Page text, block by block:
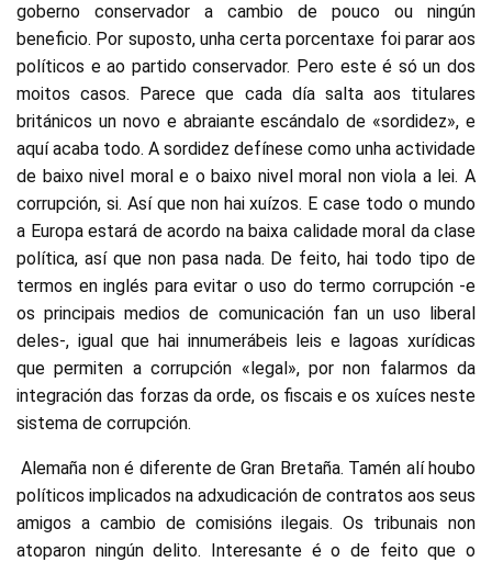
goberno conservador a cambio de pouco ou ningún
beneficio. Por suposto, unha certa porcentaxe foi parar aos
políticos e ao partido conservador. Pero este é só un dos
moitos casos. Parece que cada día salta aos titulares
británicos un novo e abraiante escándalo de «sordidez», e
aquí acaba todo. A sordidez defínese como unha actividade
de baixo nivel moral e o baixo nivel moral non viola a lei. A
corrupción, si. Así que non hai xuízos. E case todo o mundo
a Europa estará de acordo na baixa calidade moral da clase
política, así que non pasa nada. De feito, hai todo tipo de
termos en inglés para evitar o uso do termo corrupción -e
os principais medios de comunicación fan un uso liberal
deles-, igual que hai innumerábeis leis e lagoas xurídicas
que permiten a corrupción «legal», por non falarmos da
integración das forzas da orde, os fiscais e os xuíces neste
sistema de corrupción.
Alemaña non é diferente de Gran Bretaña. Tamén alí houbo
políticos implicados na adxudicación de contratos aos seus
amigos a cambio de comisións ilegais. Os tribunais non
atoparon ningún delito. Interesante é o de feito que o